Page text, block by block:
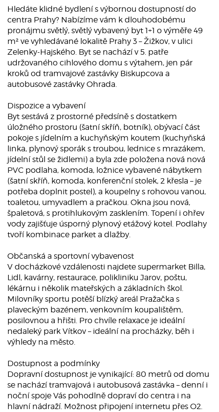
Hledáte klidné bydlení s výbornou dostupností do
centra Prahy? Nabízíme vám k dlouhodobému
pronájmu světlý, světlý vybavený byt 1+1 o výměře 49
m² ve vyhledávané lokalitě Prahy 3 – Žižkov, v ulici
Zelenky-Hajského. Byt se nachází v 5. patře
udržovaného cihlového domu s výtahem, jen pár
kroků od tramvajové zastávky Biskupcova a
autobusové zastávky Ohrada.
Dispozice a vybavení
Byt sestává z prostorné předsíně s dostatkem
úložného prostoru (šatní skříň, botník), obývací část
pokoje s jídelním a kuchyňským koutem (kuchyňská
linka, plynový sporák s troubou, lednice s mrazákem,
jídelní stůl se židlemi) a byla zde položena nová nová
PVC podlaha, komoda, ložnice vybavené nábytkem
(šatní skříň, komoda, konferenční stolek, 2 křesla – je
potřeba doplnit postel), a koupelny s rohovou vanou,
toaletou, umyvadlem a pračkou. Okna jsou nová,
špaletová, s protihlukovým zasklením. Topení i ohřev
vody zajišťuje úsporný plynový etážový kotel. Podlahy
tvoří kombinace parket a dlažby.
Občanská a sportovní vybavenost
V docházkové vzdálenosti najdete supermarket Billa,
Lidl, kavárny, restaurace, polikliniku Jarov, poštu,
lékárnu i několik mateřských a základních škol.
Milovníky sportu potěší blízký areál Pražačka s
plaveckým bazénem, venkovním koupalištěm,
posilovnou a hřišti. Pro chvíle relaxace je ideální
nedaleký park Vítkov – ideální na procházky, běh i
výhledy na město.
Dostupnost a podmínky
Dopravní dostupnost je vynikající: 80 metrů od domu
se nachází tramvajová i autobusová zastávka – denní i
noční spoje Vás pohodlně dopraví do centra i na
hlavní nádraží. Možnost připojení internetu přes O2.